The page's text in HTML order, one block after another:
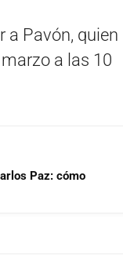
a Pavón, quien
a las 10
Paz: cómo